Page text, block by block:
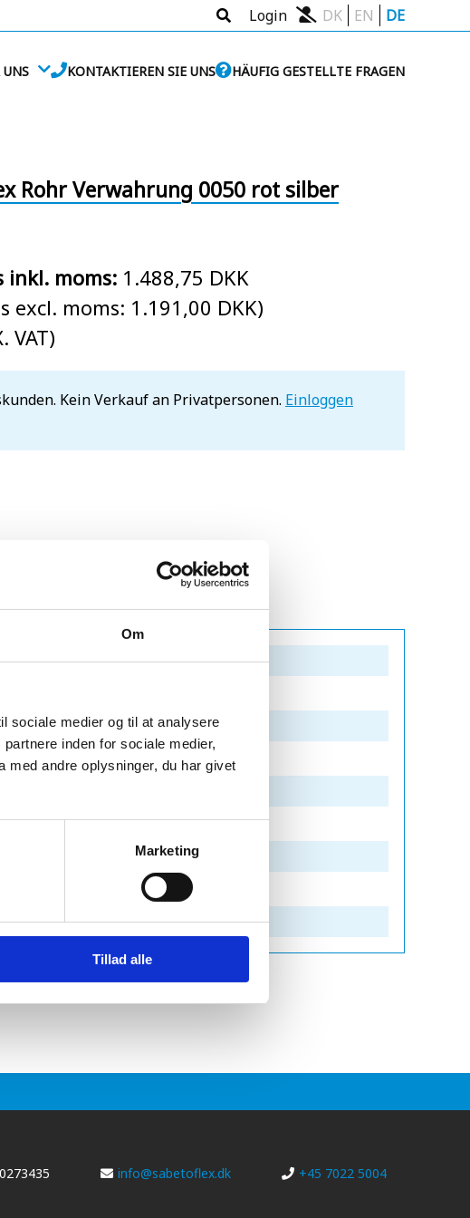
Om
sociale medier og til at analysere
inden for sociale medier,
med andre oplysninger, du har givet
Marketing
Tillad alle
Rohr Verwahrung 0050 rot silber
inkl. moms: 1.488,75 DKK
excl. moms: 1.191,00 DKK)
VAT)
Kein Verkauf an Privatpersonen. Einloggen
Login DK EN DE
UNS KONTAKTIEREN SIE UNS HÄUFIG GESTELLTE FRAGEN
info@sabetoflex.dk
+45 7022 5004